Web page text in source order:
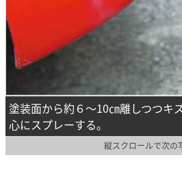
塗装面から約６～10㎝離しつつキ
心にスプレーする。
縦スクロールで次の